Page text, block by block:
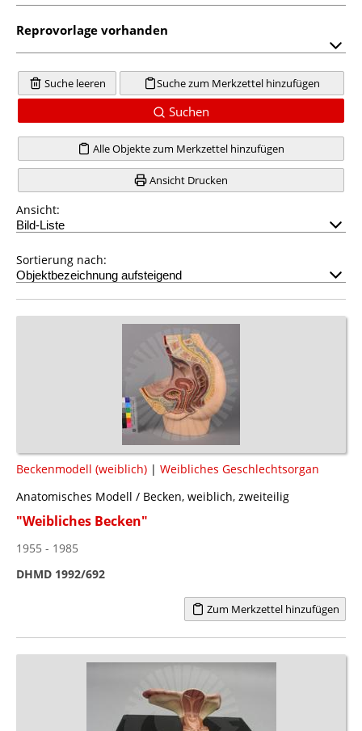
Reprovorlage vorhanden
Suche leeren Suche zum Merkzettel hinzufügen
Suchen
Alle Objekte zum Merkzettel hinzufügen
Ansicht Drucken
Ansicht:
Sortierung nach:
Beckenmodell (weiblich) | Weibliches Geschlechtsorgan
Anatomisches Modell / Becken, weiblich, zweiteilig
"Weibliches Becken"
1955 - 1985
DHMD 1992/692
Zum Merkzettel hinzufügen